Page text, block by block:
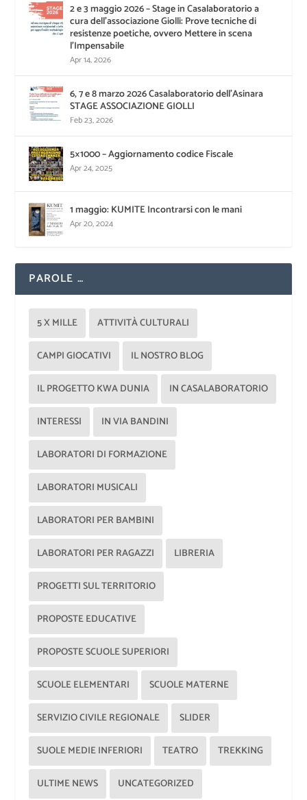
2 e 3 maggio 2026 – Stage in Casalaboratorio a
cura dell’associazione Giolli: Prove tecniche di
resistenze poetiche, ovvero Mettere in scena
l’Impensabile
Apr 14, 2026
6, 7 e 8 marzo 2026 Casalaboratorio dell’Asinara
STAGE ASSOCIAZIONE GIOLLI
Feb 23, 2026
5×1000 – Aggiornamento codice Fiscale
Apr 24, 2025
1 maggio: KUMITE Incontrarsi con le mani
Apr 20, 2024
PAROLE …
5 X MILLE ATTIVITÀ CULTURALI
CAMPI GIOCATIVI IL NOSTRO BLOG
IL PROGETTO KWA DUNIA IN CASALABORATORIO
INTERESSI IN VIA BANDINI
LABORATORI DI FORMAZIONE
LABORATORI MUSICALI
LABORATORI PER BAMBINI
LABORATORI PER RAGAZZI LIBRERIA
PROGETTI SUL TERRITORIO
PROPOSTE EDUCATIVE
PROPOSTE SCUOLE SUPERIORI
SCUOLE ELEMENTARI SCUOLE MATERNE
SERVIZIO CIVILE REGIONALE SLIDER
SUOLE MEDIE INFERIORI TEATRO TREKKING
ULTIME NEWS UNCATEGORIZED